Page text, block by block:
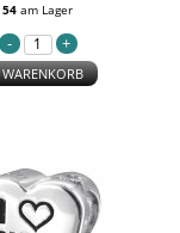
54 am Lager